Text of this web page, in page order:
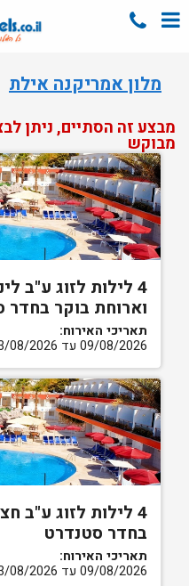
מלון אמריקנה אילת
מבצע זה הסתיים, ניתן
מבוקש
4 לילות לזוג ע"ב
וארוחת בוקר בחדר
תאריכי האירוח:
09/08/2026 עד 13/08/2026
4 לילות לזוג ע"ב
בחדר סטנדרט
תאריכי האירוח:
09/08/2026 עד 13/08/2026